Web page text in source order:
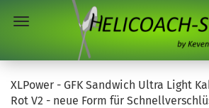
XLPower - GFK Sandwich Ultra Light
Rot V2 - neue Form für